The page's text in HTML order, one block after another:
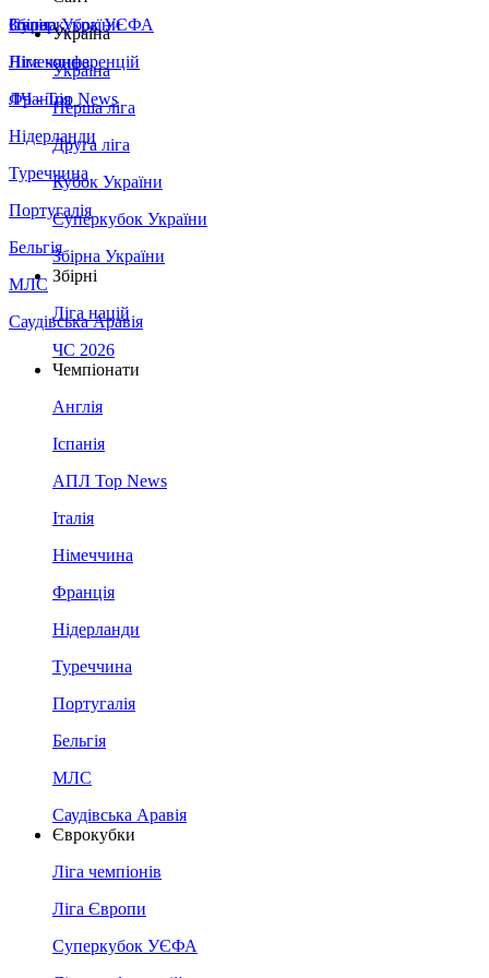
Збірна України
Італія
Німеччина
Франція
Нідерланди
Туреччина
Португалія
Бельгія
МЛС
Саудівська Аравія
Суперкубок УЄФА
Ліга конференцій
ЛЧ - Top News
Україна
Україна
Перша ліга
Друга ліга
Кубок України
Суперкубок України
Збірна України
Збірні
Ліга націй
ЧС 2026
Чемпіонати
Англія
Іспанія
АПЛ Top News
Італія
Німеччина
Франція
Нідерланди
Туреччина
Португалія
Бельгія
МЛС
Саудівська Аравія
Єврокубки
Ліга чемпіонів
Ліга Європи
Суперкубок УЄФА